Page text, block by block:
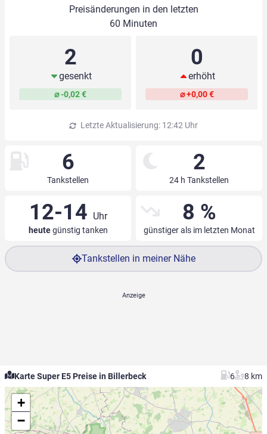
Preisänderungen in den letzten
60 Minuten
2
gesenkt
⌀ -0,02 €
0
erhöht
⌀ +0,00 €
Letzte Aktualisierung: 12:42 Uhr
6
Tankstellen
2
24 h Tankstellen
12-14 Uhr
heutegünstig tanken
8 %
günstiger als im letzten Monat
Tankstellen in meiner Nähe
Karte Super E5 Preise in Billerbeck 6 8 km
+
−